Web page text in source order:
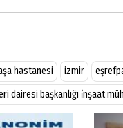
hastanesi izmir
dairesi başkanlığı i̇nşaat